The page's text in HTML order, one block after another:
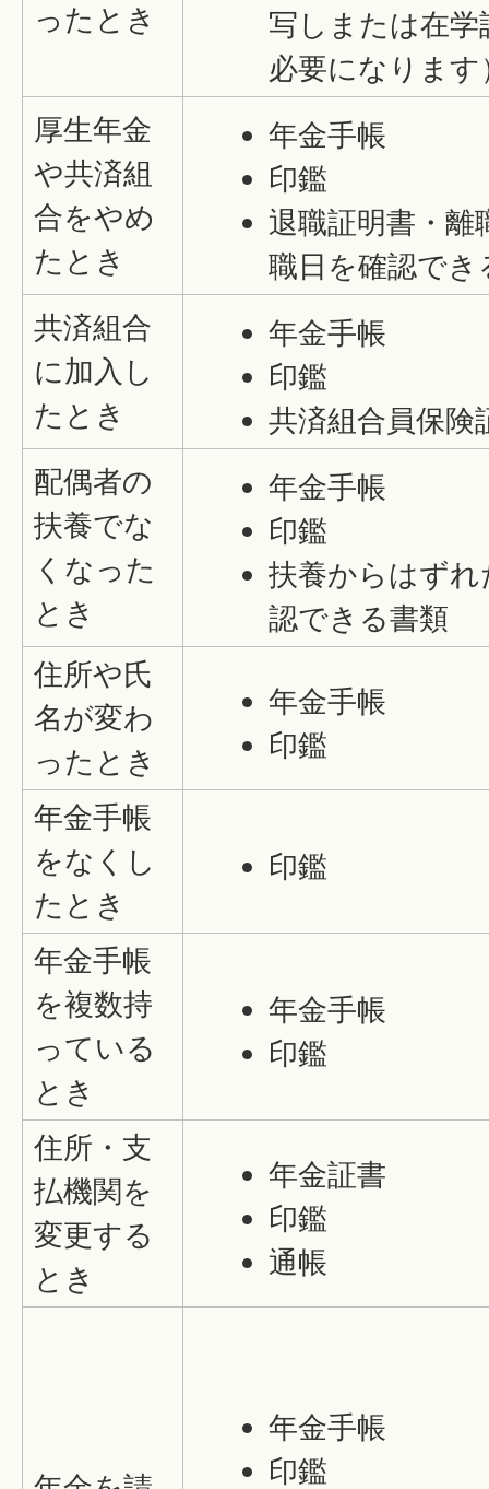
ったとき
写しまたは在学
必要になります
厚生年金
や共済組
合をやめ
たとき
年金手帳
印鑑
退職証明書・離
職日を確認でき
共済組合
に加入し
たとき
年金手帳
印鑑
共済組合員保険
配偶者の
扶養でな
くなった
とき
年金手帳
印鑑
扶養からはずれ
認できる書類
住所や氏
名が変わ
ったとき
年金手帳
印鑑
年金手帳
をなくし
たとき
印鑑
年金手帳
を複数持
っている
とき
年金手帳
印鑑
住所・支
払機関を
変更する
とき
年金証書
印鑑
通帳
年金手帳
印鑑